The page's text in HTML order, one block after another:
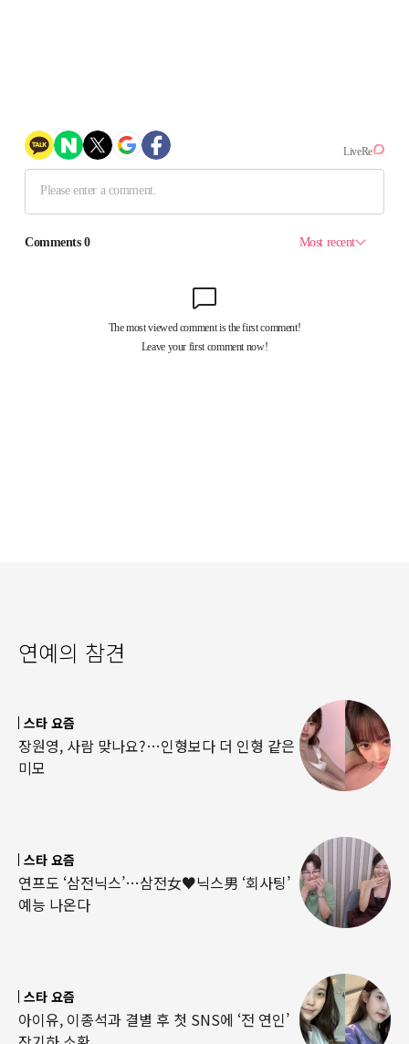
연예의 참견
스타 요즘
장원영, 사람 맞나요?…인형보다 더 인형 같은
미모
스타 요즘
연프도 ‘삼전닉스’…삼전女♥닉스男 ‘회사팅’
예능 나온다
스타 요즘
아이유, 이종석과 결별 후 첫 SNS에 ‘전 연인’